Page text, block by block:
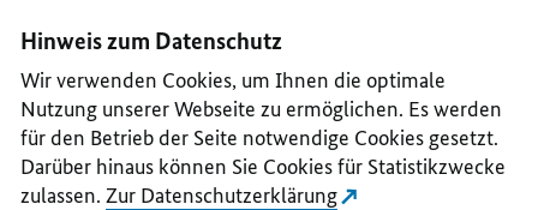
II
III
IV
V
Hinweis zum Datenschutz
Wir verwenden Cookies, um Ihnen die optimale
Nutzung unserer Webseite zu ermöglichen. Es werden
für den Betrieb der Seite notwendige Cookies gesetzt.
Darüber hinaus können Sie Cookies für Statistikzwecke
zulassen. Zur Datenschutzerklärung